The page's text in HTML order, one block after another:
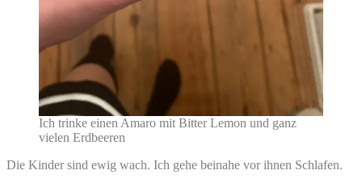
Ich trinke einen Amaro mit Bitter Lemon und ganz
vielen Erdbeeren
Die Kinder sind ewig wach. Ich gehe beinahe vor ihnen Schlafen.